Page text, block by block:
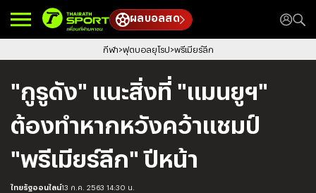
ผลบอลสด
กีฬา ฟุตบอลยุโรป พรีเมียร์ลีก
"กูรูดัง" แนะสิ่งที่ "แมนยูฯ"
ต้องทำหากหวังคว้าแชมป์
"พรีเมียร์ลีก" ปีหน้า
ไทยรัฐออนไลน์13 ก.ค. 2563 14:30 น.